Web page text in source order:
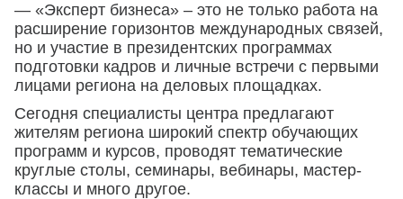
— «Эксперт бизнеса» – это не только работа на
расширение горизонтов международных связей,
но и участие в президентских программах
подготовки кадров и личные встречи с первыми
лицами региона на деловых площадках.
Сегодня специалисты центра предлагают
жителям региона широкий спектр обучающих
программ и курсов, проводят тематические
круглые столы, семинары, вебинары, мастер-
классы и много другое.